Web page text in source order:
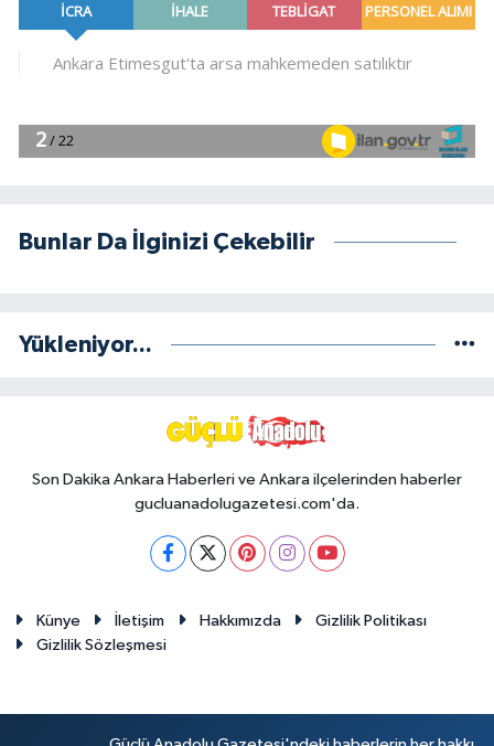
Bunlar Da İlginizi Çekebilir
Yükleniyor...
Son Dakika Ankara Haberleri ve Ankara ilçelerinden haberler
gucluanadolugazetesi.com'da.
Künye İletişim Hakkımızda
Gizlilik Politikası
Gizlilik Sözleşmesi